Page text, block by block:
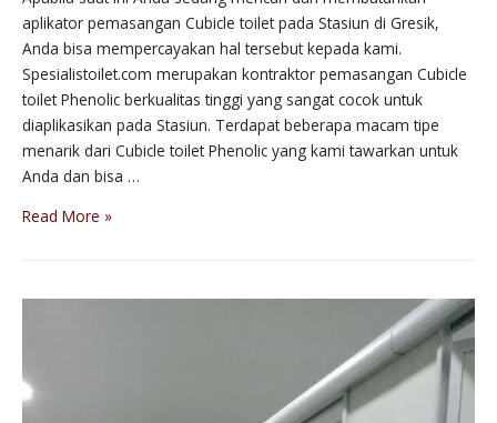
aplikator pemasangan Cubicle toilet pada Stasiun di Gresik,
Anda bisa mempercayakan hal tersebut kepada kami.
Spesialistoilet.com merupakan kontraktor pemasangan Cubicle
toilet Phenolic berkualitas tinggi yang sangat cocok untuk
diaplikasikan pada Stasiun. Terdapat beberapa macam tipe
menarik dari Cubicle toilet Phenolic yang kami tawarkan untuk
Anda dan bisa …
Read More »